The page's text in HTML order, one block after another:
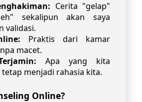
Cerita "gelap"
sekalipun akan saya
validasi.
Praktis dari kamar
macet.
Apa yang kita
menjadi rahasia kita.
Online?